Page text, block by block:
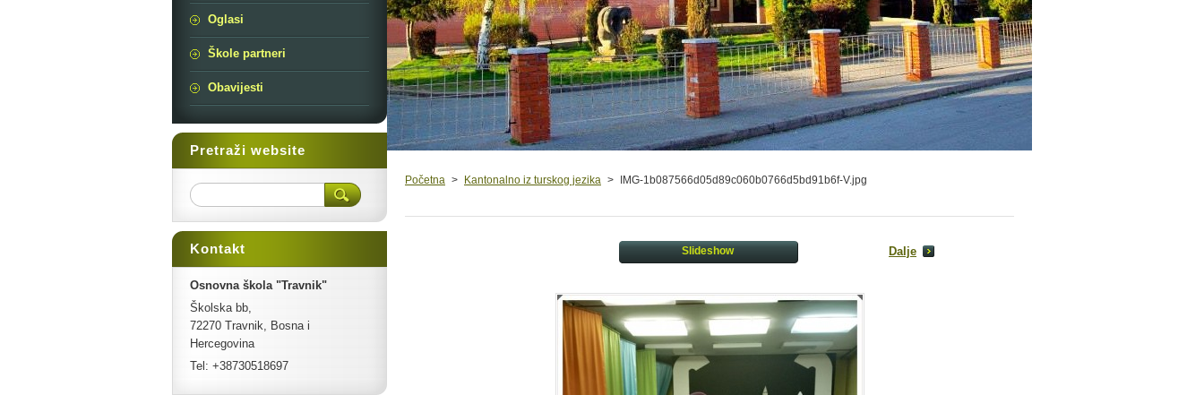
Početna > Kantonalno iz turskog jezika > IMG-1b087566d05d89c060b0766d5bd91b6f-V.jpg
Slideshow Dalje
Oglasi
Škole partneri
Obavijesti
Pretraži website
Kontakt
Osnovna škola "Travnik"
Školska bb,
72270 Travnik, Bosna i
Hercegovina
Tel: +38730518697